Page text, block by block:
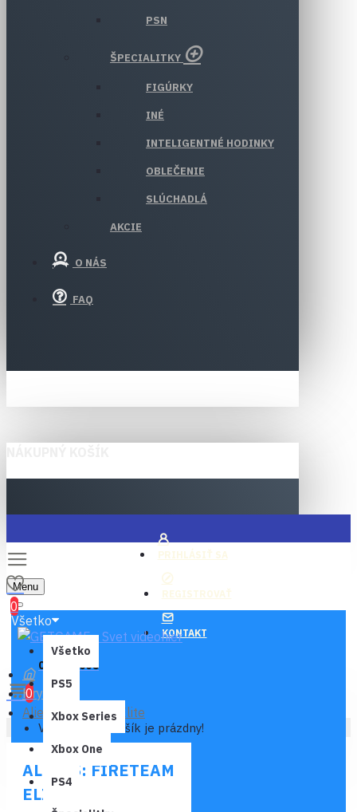
PSN
ŠPECIALITKY
FIGÚRKY
INÉ
INTELIGENTNÉ HODINKY
OBLEČENIE
SLÚCHADLÁ
AKCIE
O NÁS
FAQ
PRIHLÁSIŤ SA
REGISTROVAŤ
KONTAKT
Menu
0
0 ks - 0,00€
0
Váš nákupný košík je prázdny!
Všetko
Všetko
PS5
Xbox Series
Xbox One
PS4
Hry
Aliens: Fireteam Elite
ALIENS: FIRETEAM
ELITE